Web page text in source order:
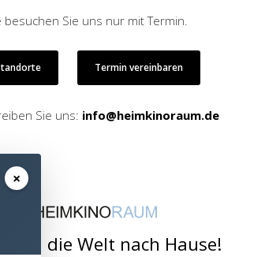
besuchen Sie uns nur mit Termin.
Termin vereinbaren
Sie uns: info@heimkinoraum.de
die Welt nach Hause!
×